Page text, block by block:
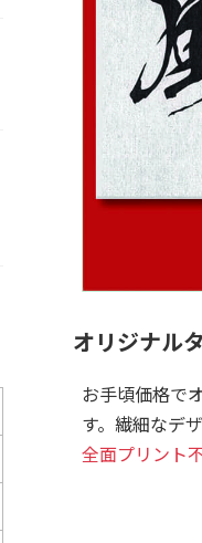
オリジナル
お手頃価格で
す。繊細なデ
全面プリント